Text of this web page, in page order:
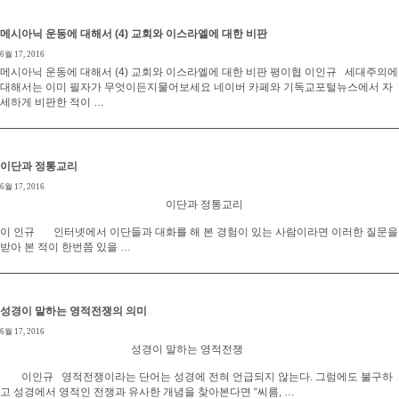
메시아닉 운동에 대해서 (4) 교회와 이스라엘에 대한 비판
6월 17, 2016
메시아닉 운동에 대해서 (4) 교회와 이스라엘에 대한 비판 평이협 이인규 세대주의에
대해서는 이미 필자가 무엇이든지물어보세요 네이버 카페와 기독교포털뉴스에서 자
세하게 비판한 적이 …
이단과 정통교리
6월 17, 2016
이단과 정통교리
이 인규 인터넷에서 이단들과 대화를 해 본 경험이 있는 사람이라면 이러한 질문을
받아 본 적이 한번쯤 있을 …
성경이 말하는 영적전쟁의 의미
6월 17, 2016
성경이 말하는 영적전쟁
이인규 영적전쟁이라는 단어는 성경에 전혀 언급되지 않는다. 그럼에도 불구하
고 성경에서 영적인 전쟁과 유사한 개념을 찾아본다면 “씨름, …